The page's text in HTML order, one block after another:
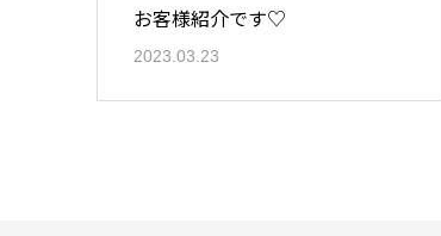
お客様紹介です♡
2023.03.23